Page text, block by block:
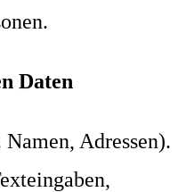
Daten
Adressen).